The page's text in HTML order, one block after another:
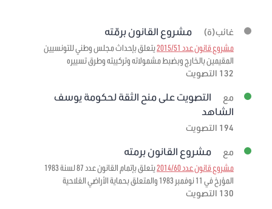
غائب(ة) مشروع القانون برمّته
مشروع قانون عدد 2015/51
يتعلق بإحداث مجلس وطني للتونسيين
المقيمين بالخارج وبضبط مشمولاته وتركيبته وطرق تسييره
132 التصويت
مع
التصويت على منح الثقة لحكومة يوسف
الشاهد
194 التصويت
مع مشروع القانون برمته
مشروع قانون عدد 2014/60
يتعلق بإتمام القانون عدد 87 لسنة 1983
المؤرخ في 11 نوفمبر 1983 والمتعلق بحماية الأراضي الفلاحية
130 التصويت